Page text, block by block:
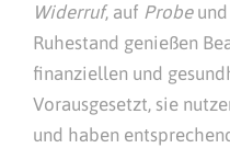
Widerruf, auf Probeund
Ruhestand genießen
finanziellen und
Vorausgesetzt, sie
und haben